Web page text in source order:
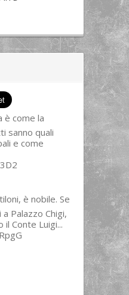
è come la
sanno quali
e come
è nobile. Se
Palazzo Chigi,
Conte Luigi...